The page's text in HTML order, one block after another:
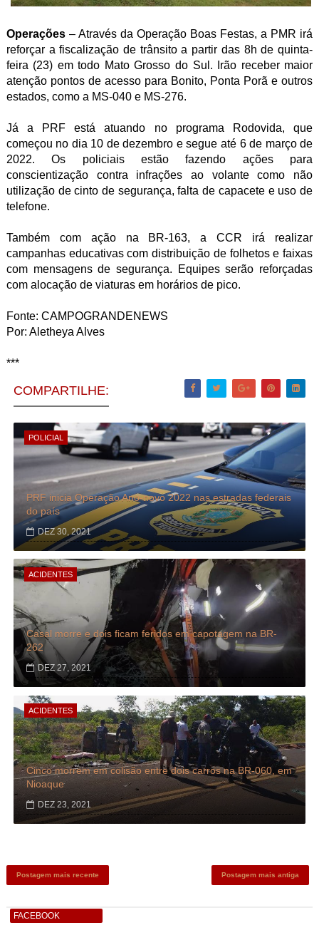
Operações– Através da Operação Boas Festas, a PMR irá
reforçar a fiscalização de trânsito a partir das 8h de quinta-
feira (23) em todo Mato Grosso do Sul. Irão receber maior
atenção pontos de acesso para Bonito, Ponta Porã e outros
estados, como a MS-040 e MS-276.
Já a PRF está atuando no programa Rodovida, que
começou no dia 10 de dezembro e segue até 6 de março de
2022. Os policiais estão fazendo ações para
conscientização contra infrações ao volante como não
utilização de cinto de segurança, falta de capacete e uso de
telefone.
Também com ação na BR-163, a CCR irá realizar
campanhas educativas com distribuição de folhetos e faixas
com mensagens de segurança. Equipes serão reforçadas
com alocação de viaturas em horários de pico.
Fonte: CAMPOGRANDENEWS
Por: Aletheya Alves
***
COMPARTILHE:
POLICIAL
PRF inicia Operação Ano-novo 2022 nas estradas federais
do país
DEZ 30, 2021
ACIDENTES
Casal morre e dois ficam feridos em capotagem na BR-
262
DEZ 27, 2021
ACIDENTES
Cinco morrem em colisão entre dois carros na BR-060, em
Nioaque
DEZ 23, 2021
Postagem mais recente Postagem mais antiga
FACEBOOK